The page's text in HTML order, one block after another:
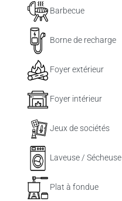
Barbecue
Borne de recharge
Foyer extérieur
Foyer intérieur
Jeux de sociétés
Laveuse / Sécheuse
Plat à fondue